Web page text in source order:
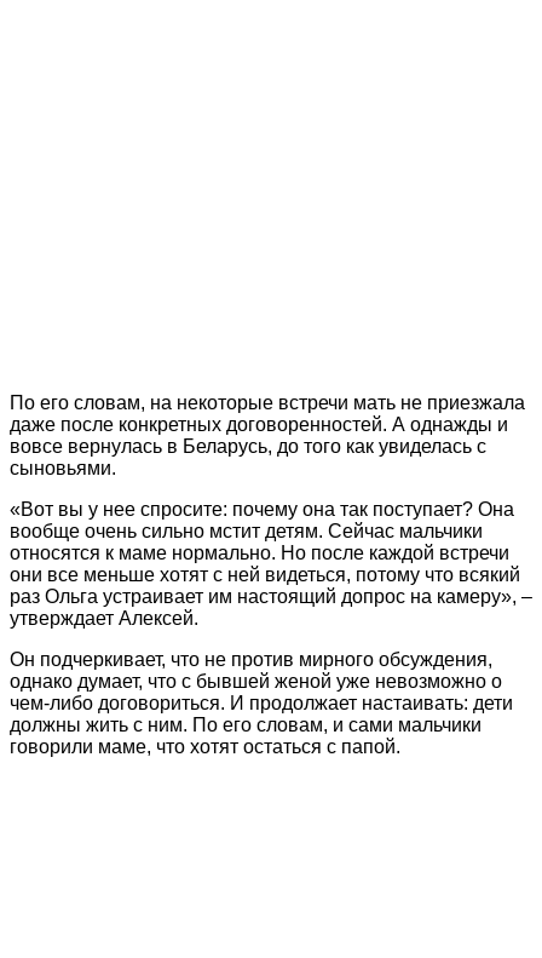
По его словам, на некоторые встречи мать не приезжала
даже после конкретных договоренностей. А однажды и
вовсе вернулась в Беларусь, до того как увиделась с
сыновьями.
«Вот вы у нее спросите: почему она так поступает? Она
вообще очень сильно мстит детям. Сейчас мальчики
относятся к маме нормально. Но после каждой встречи
они все меньше хотят с ней видеться, потому что всякий
раз Ольга устраивает им настоящий допрос на камеру», –
утверждает Алексей.
Он подчеркивает, что не против мирного обсуждения,
однако думает, что с бывшей женой уже невозможно о
чем-либо договориться. И продолжает настаивать: дети
должны жить с ним. По его словам, и сами мальчики
говорили маме, что хотят остаться с папой.